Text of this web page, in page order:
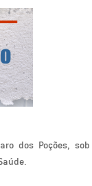
dos Poções,